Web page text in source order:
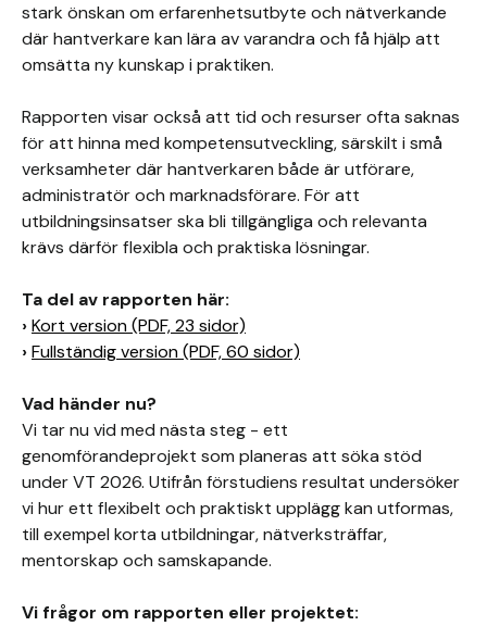
stark önskan om erfarenhetsutbyte och nätverkande
där hantverkare kan lära av varandra och få hjälp att
omsätta ny kunskap i praktiken.
Rapporten visar också att tid och resurser ofta saknas
för att hinna med kompetensutveckling, särskilt i små
verksamheter där hantverkaren både är utförare,
administratör och marknadsförare. För att
utbildningsinsatser ska bli tillgängliga och relevanta
krävs därför flexibla och praktiska lösningar.
Ta del av rapporten här:
›Kort version (PDF, 23 sidor)
›Fullständig version (PDF, 60 sidor)
Vad händer nu?
Vi tar nu vid med nästa steg - ett
genomförandeprojekt som planeras att söka stöd
under VT 2026. Utifrån förstudiens resultat undersöker
vi hur ett flexibelt och praktiskt upplägg kan utformas,
till exempel korta utbildningar, nätverksträffar,
mentorskap och samskapande.
Vi frågor om rapporten eller projektet: